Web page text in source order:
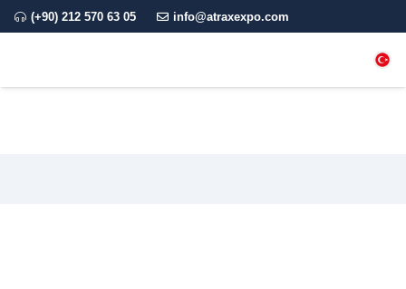
(+90) 212 570 63 05 info@atraxexpo.com